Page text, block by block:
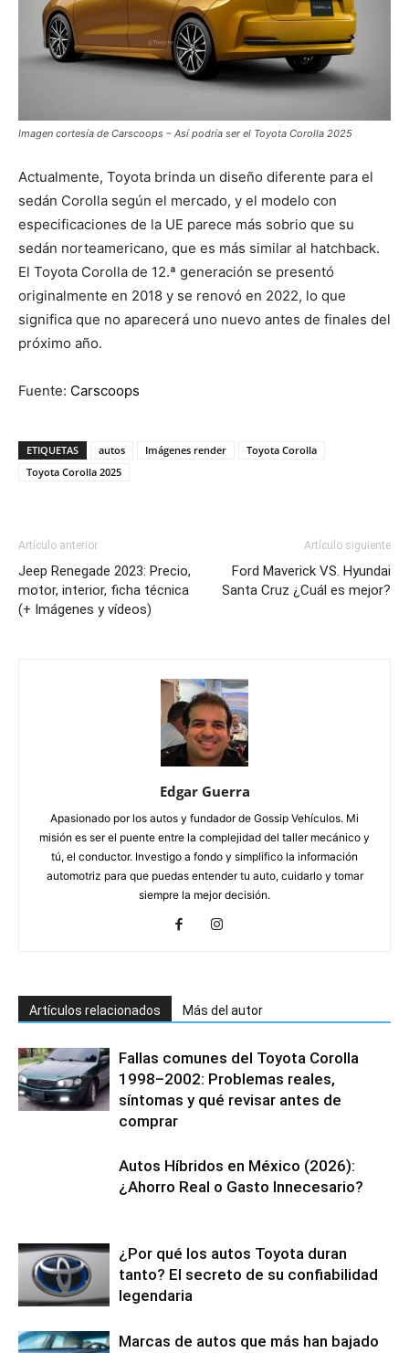
Imagen cortesía de Carscoops – Así podría ser el Toyota Corolla 2025
Actualmente, Toyota brinda un diseño diferente para el
sedán Corolla según el mercado, y el modelo con
especificaciones de la UE parece más sobrio que su
sedán norteamericano, que es más similar al hatchback.
El Toyota Corolla de 12.ª generación se presentó
originalmente en 2018 y se renovó en 2022, lo que
significa que no aparecerá uno nuevo antes de finales del
próximo año.
Fuente: Carscoops
ETIQUETAS autos Imágenes render
Toyota Corolla
Toyota Corolla 2025
Artículo anterior
Jeep Renegade 2023: Precio,
motor, interior, ficha técnica
(+ Imágenes y vídeos)
Artículo siguiente
Ford Maverick VS. Hyundai
Santa Cruz ¿Cuál es mejor?
Edgar Guerra
Apasionado por los autos y fundador de Gossip Vehículos. Mi
misión es ser el puente entre la complejidad del taller mecánico y
tú, el conductor. Investigo a fondo y simplifico la información
automotriz para que puedas entender tu auto, cuidarlo y tomar
siempre la mejor decisión.
Artículos relacionados Más del autor
Fallas comunes del Toyota Corolla
1998–2002: Problemas reales,
síntomas y qué revisar antes de
comprar
Autos Híbridos en México (2026):
¿Ahorro Real o Gasto Innecesario?
¿Por qué los autos Toyota duran
tanto? El secreto de su confiabilidad
legendaria
Marcas de autos que más han bajado